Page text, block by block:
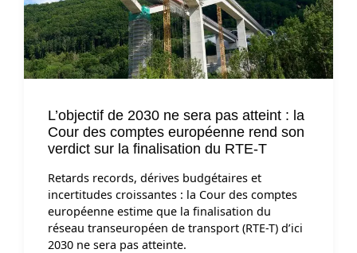
L’objectif de 2030 ne sera pas atteint : la
Cour des comptes européenne rend son
verdict sur la finalisation du RTE-T
Retards records, dérives budgétaires et
incertitudes croissantes : la Cour des comptes
européenne estime que la finalisation du
réseau transeuropéen de transport (RTE-T) d’ici
2030 ne sera pas atteinte.